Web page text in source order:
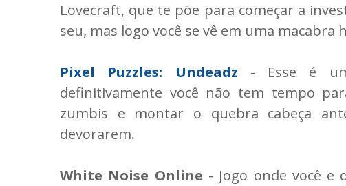
Lovecraft, que te põe para começar a
seu, mas logo você se vê em uma
Pixel Puzzles: Undeadz - Esse é
definitivamente você não tem tempo
zumbis e montar o quebra cabeça
devorarem.
White Noise Online - Jogo onde você e